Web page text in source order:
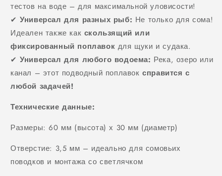
тестов на воде – для максимальной уловисости!
✔ Универсал для разных рыб: Не только для сома!
Идеален также как скользящий или
фиксированный поплавок для щуки и судака.
✔ Универсал для любого водоема: Река, озеро или
канал – этот подводный поплавок справится с
любой задачей!
Технические данные:
Размеры: 60 мм (высота) х 30 мм (диаметр)
Отверстие: 3,5 мм – идеально для сомовьих
поводков и монтажа со светлячком